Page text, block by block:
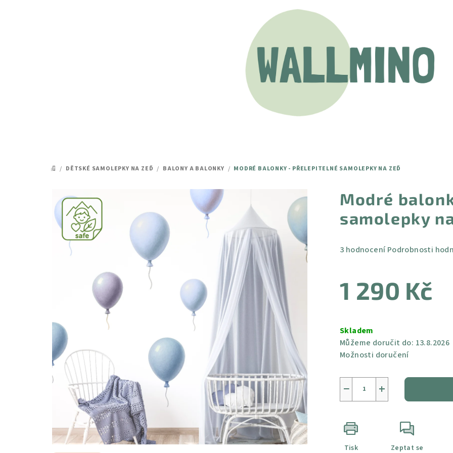
DOMŮ
/ DĚTSKÉ SAMOLEPKY NA ZEĎ / BALONY A BALONKY / MODRÉ BALONKY - PŘELEPITELNÉ SAMOLEPKY NA ZEĎ
Modré
samolepky
Průměrné
je
4,7
hvězdiček.
3 hodnocení Podrobnosti
1 290 Kč
cena:
Skladem
Můžeme doručit do: 13.8.2026
Možnosti doručení
+
−
Tisk Zeptat se